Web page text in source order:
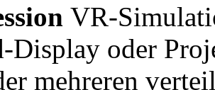
VR-
Display oder
mehreren